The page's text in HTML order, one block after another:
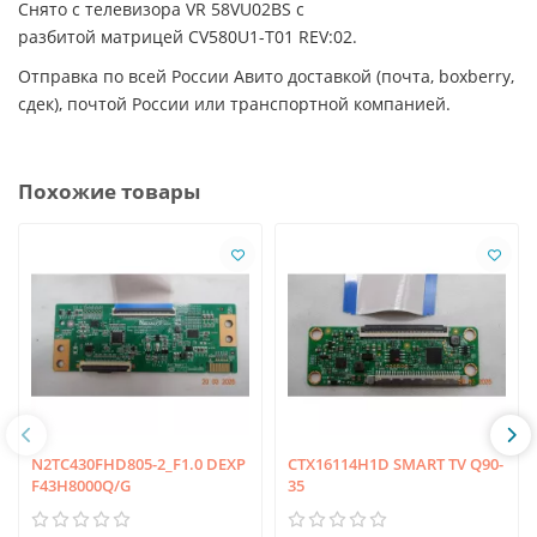
Снято с телевизора VR 58VU02BS с
разбитой матрицей CV580U1-T01 REV:02.
Отправка по всей России Авито доставкой (почта, boxberry,
сдек), почтой России или транспортной компанией.
Похожие товары
N2TC430FHD805-2_F1.0 DEXP
F43H8000Q/G
CTX16114H1D SMART TV Q90-
35